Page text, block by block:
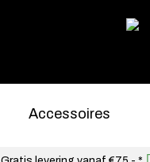
Accessoires